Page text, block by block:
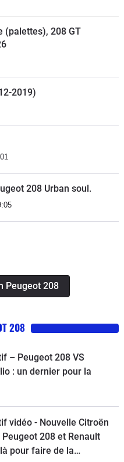
(palettes), 208 GT
2019)
208 Urban soul.
Peugeot 208
208
– Peugeot 208 VS
: un dernier pour la
vidéo - Nouvelle Citroën
208 et Renault
pour faire de la